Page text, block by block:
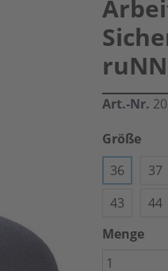
Art.-Nr.
Größe
36
37
43
44
Menge